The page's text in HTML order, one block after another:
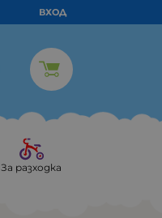
ВХОД
За разходка